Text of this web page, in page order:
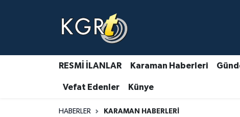
RESMİ İLANLAR Karaman Haberleri
Vefat Edenler Künye
HABERLER KARAMAN HABERLERI
Karaman Haberleri
Gündem Haberleri
Güncel Haberler